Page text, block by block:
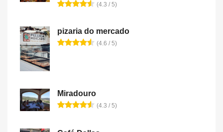
(4.3 / 5)
pizaria do mercado
(4.6 / 5)
Miradouro
(4.3 / 5)